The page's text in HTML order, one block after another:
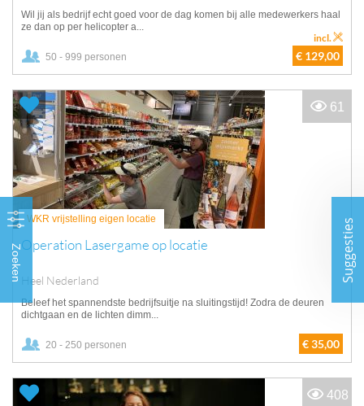
Zoeken
Wil jij als bedrijf echt goed voor de dag komen bij alle medewerkers haal
ze dan op per helicopter a...
50 - 999 personen € 129,00
incl.
WKR vrijstelling eigen locatie
Operation Lasergame op locatie
Heel Nederland
Beleef het spannendste bedrijfsuitje na sluitingstijd! Zodra de deuren
dichtgaan en de lichten dimm...
20 - 250 personen € 35,00
61
408
Suggesties